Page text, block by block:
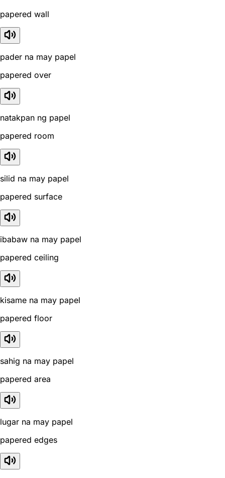
papered wall
pader na may papel
papered over
natakpan ng papel
papered room
silid na may papel
papered surface
ibabaw na may papel
papered ceiling
kisame na may papel
papered floor
sahig na may papel
papered area
lugar na may papel
papered edges